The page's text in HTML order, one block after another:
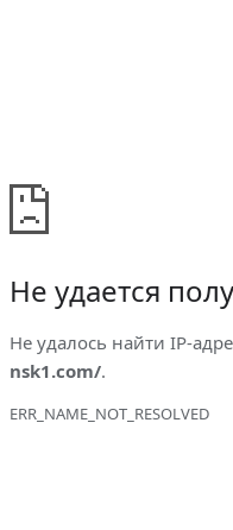
Не удается
Не удалось найти IP-
nsk1.com/.
ERR_NAME_NOT_RESOLVED